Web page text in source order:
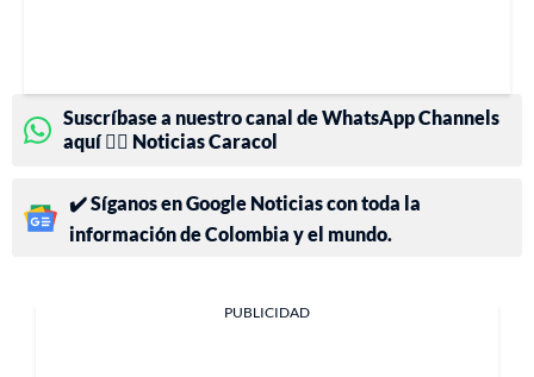
Suscríbase a nuestro canal de WhatsApp Channels
aquí 👉🏻 Noticias Caracol
✔️ Síganos en Google Noticias con toda la
información de Colombia y el mundo.
PUBLICIDAD